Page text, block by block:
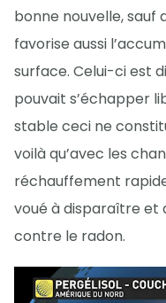
bonne nouvelle, sauf
favorise aussi
surface. Celui-ci est
pouvait s’échapper
stable ceci ne
voilà qu’avec les
réchauffement
voué à disparaître et
contre le radon.